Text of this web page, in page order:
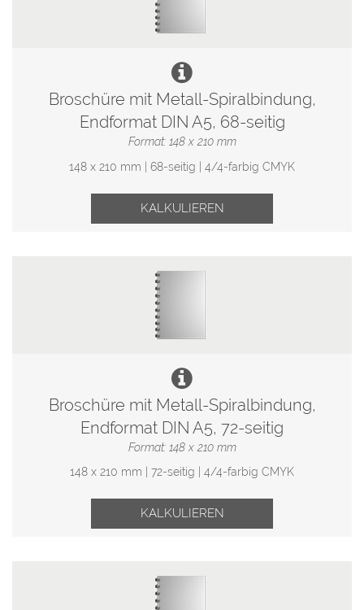
Broschüre mit Metall-Spiralbindung,
Endformat DIN A5, 68-seitig
Format: 148 x 210 mm
148 x 210 mm | 68-seitig | 4/4-farbig CMYK
KALKULIEREN
Broschüre mit Metall-Spiralbindung,
Endformat DIN A5, 72-seitig
Format: 148 x 210 mm
148 x 210 mm | 72-seitig | 4/4-farbig CMYK
KALKULIEREN